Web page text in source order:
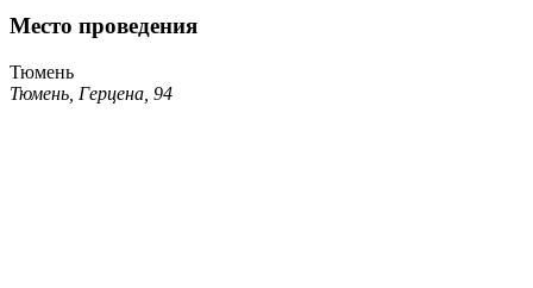
Место проведения
Тюмень
Тюмень, Герцена, 94